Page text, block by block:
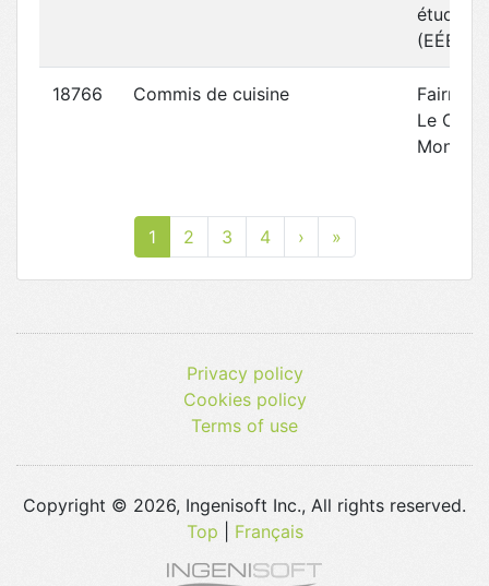
(EÉÉÉ)
18766 Commis de cuisine
Fairmont
Le
1 2 3 4 › »
Privacy policy
Cookies policy
Terms of use
Copyright © 2026, Ingenisoft Inc., All rights reserved.
Top
Français